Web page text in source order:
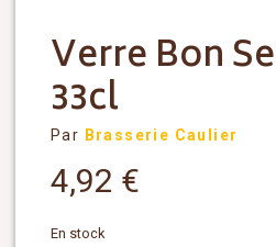
Verre Bon
33cl
Par Brasserie Caulier
4,92 €
En stock